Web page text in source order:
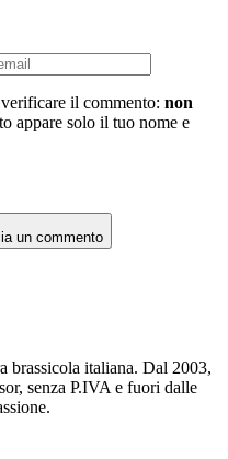
il commento: non
appare solo il tuo nome e
un commento
brassicola italiana. Dal 2003,
senza P.IVA e fuori dalle